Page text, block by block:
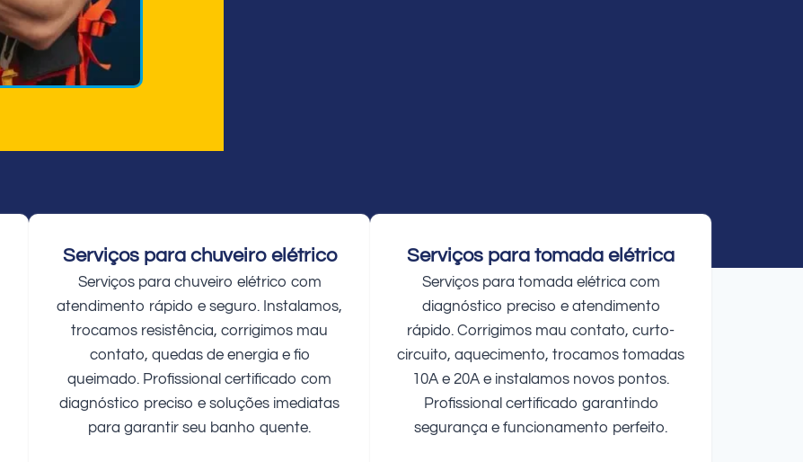
Serviços para chuveiro elétrico
Serviços para chuveiro elétrico com
atendimento rápido e seguro. Instalamos,
trocamos resistência, corrigimos mau
contato, quedas de energia e fio
queimado. Profissional certificado com
diagnóstico preciso e soluções imediatas
para garantir seu banho quente.
Serviços para tomada elétrica
Serviços para tomada elétrica com
diagnóstico preciso e atendimento
rápido. Corrigimos mau contato, curto-
circuito, aquecimento, trocamos tomadas
10A e 20A e instalamos novos pontos.
Profissional certificado garantindo
segurança e funcionamento perfeito.